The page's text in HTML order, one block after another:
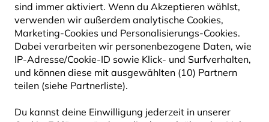
sind immer aktiviert. Wenn du Akzeptieren wählst,
verwenden wir außerdem analytische Cookies,
Marketing-Cookies und Personalisierungs-Cookies.
Dabei verarbeiten wir personenbezogene Daten, wie
IP-Adresse/Cookie-ID sowie Klick- und Surfverhalten,
und können diese mit ausgewählten (10) Partnern
teilen (siehe Partnerliste).
Du kannst deine Einwilligung jederzeit in unserer
Die sogenannte (angepasste) Ganzjahresfütterung
ist einviel diskutiertes Thema- sowohl unter
Garten- und Balkonbesitzern als auch unter
Naturexperten. Während früher die Fütterung von
Wildvögeln nur im Winter oder gar bei
geschlossener Schneedecke empfohlen wurde,